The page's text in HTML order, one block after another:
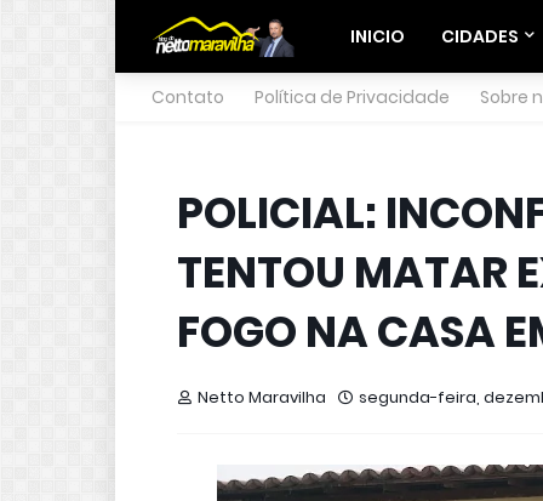
INICIO CIDADES
Contato Política de Privacidade Sobre
POLICIAL:
TENTOU MATAR
FOGO NA CASA
Netto Maravilha segunda-feira,